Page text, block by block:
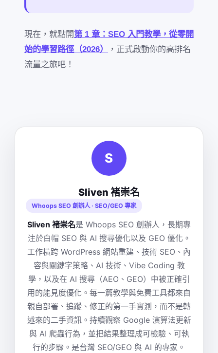
現在，就點開第 1 章：SEO 入門教學，從零開
始的學習路徑（2026）
，正式啟動你的高排名
流量之旅吧！
S
Sliven 褚崇名
Whoops SEO 創辦人 · SEO/GEO 專家
Sliven 褚崇名是 Whoops SEO 創辦人，長期專
注於白帽 SEO 與 AI 搜尋優化以及 GEO 優化。
工作橫跨 WordPress 網站重建、技術 SEO、內
容與關鍵字策略、AI 技術、Vibe Coding 教
學，以及在 AI 搜尋（AEO、GEO）中被正確引
用的能見度優化。每一篇教學與免費工具都來自
親自部署、追蹤、修正的第一手實測，而不是轉
述來的二手資訊。持續觀察 Google 演算法更新
與 AI 爬蟲行為，並把結果整理成可檢驗、可執
行的步驟。是台灣 SEO/GEO 與 AI 的專家。